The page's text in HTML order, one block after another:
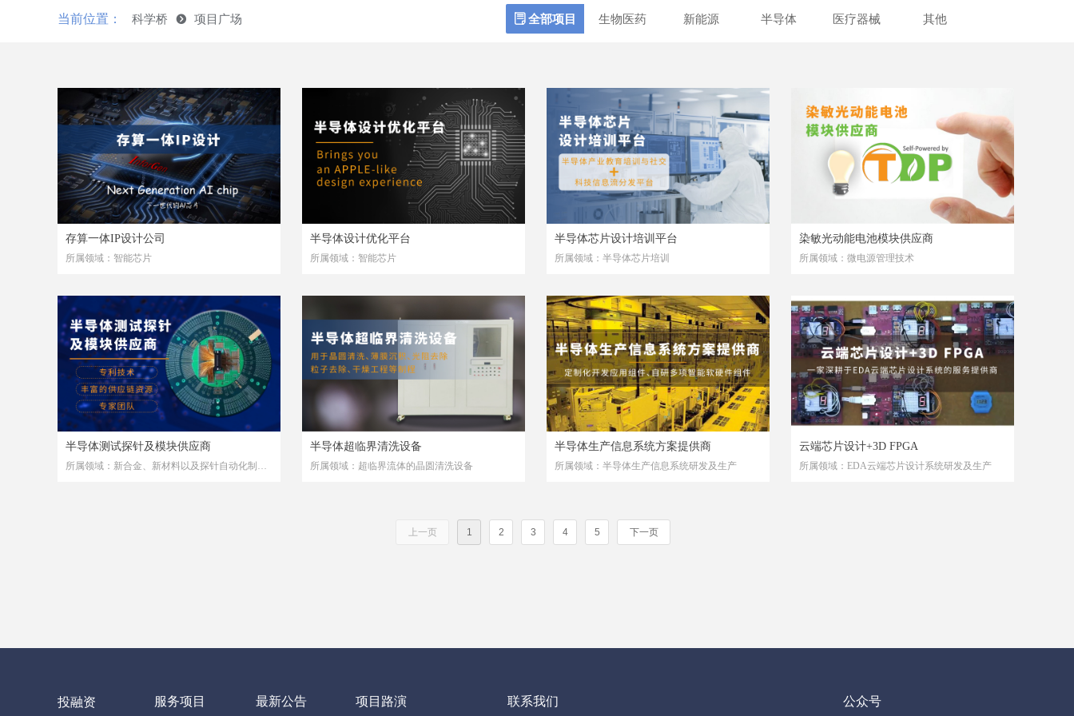
存算一体IP设计公司
所属领域：智能芯片
半导体设计优化平台
所属领域：智能芯片
半导体芯片设计培训平台
所属领域：半导体芯片培训
染敏光动能电池模块供应商
所属领域：微电源管理技术
半导体测试探针及模块供应商
所属领域：新合金、新材料以及探针自动化制程
半导体超临界清洗设备
所属领域：超临界流体的晶圆清洗设备
半导体生产信息系统方案提供商
所属领域：半导体生产信息系统研发及生产
云端芯片设计+3D FPGA
所属领域：EDA云端芯片设计系统研发及生产
上一页 1 2 3 4 5 下一页
联系我们 公众号
最新公告
服务项目 项目路演
投融资
ꂓ 全部项目 生物医药 新能源 半导体 医疗器械 其他
当前位置： 科学桥 뀹 项目广场